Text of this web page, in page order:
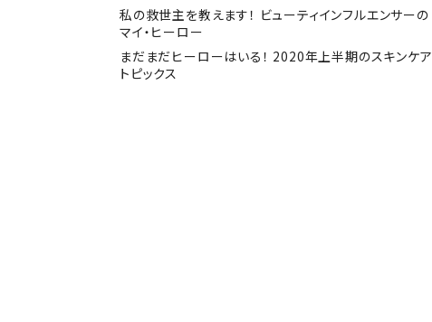
私の救世主を教えます！ ビューティインフルエンサーの
マイ・ヒーロー
まだまだヒーローはいる！ 2020年上半期のスキンケア
トピックス